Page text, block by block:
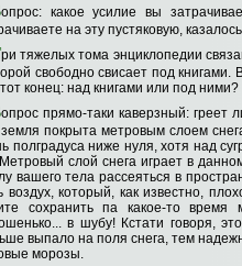
опрос: какое усилие вы
на эту пустяковую,
ри тяжелых тома энциклопедии
свободно свисает под книгами.
конец: над книгами или под ними?
опрос прямо-таки каверзный: греет
покрыта метровым слоем
полградуса ниже нуля, хотя над
слой снега играет в
вашего тела рассеяться в
воздух, который, как известно,
сохранить па какое-то
в шубу! Кстати говоря,
выпало на поля снега, тем
морозы.